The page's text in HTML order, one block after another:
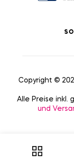
Copyright ©
Alle Preise inkl.
und